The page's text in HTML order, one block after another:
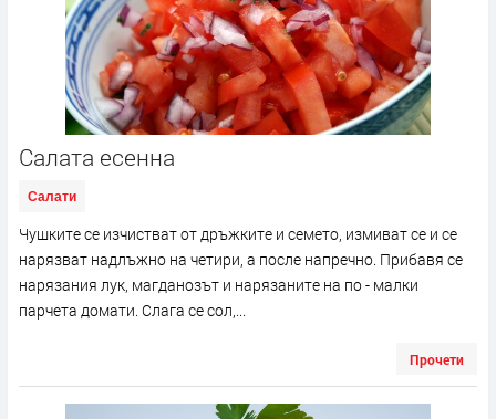
Салата есенна
Салати
Чушките се изчистват от дръжките и семето, измиват се и се
нарязват надлъжно на четири, а после напречно. Прибавя се
нарязания лук, магданозът и нарязаните на по - малки
парчета домати. Слага се сол,...
Прочети